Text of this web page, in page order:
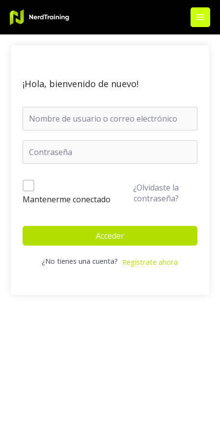
contenido
Main
¡Hola, bienvenido de nuevo!
Mantenerme conectado
¿Olvidaste la
contraseña?
Acceder
¿No tienes una cuenta? Regístrate ahora